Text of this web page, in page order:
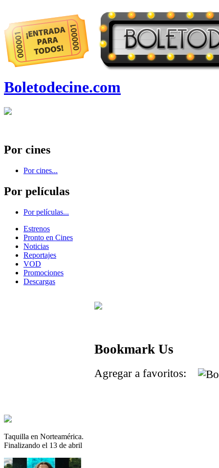
Boletodecine.com
Por cines
Por cines...
Por películas
Por películas...
Estrenos
Pronto en Cines
Noticias
Reportajes
VOD
Promociones
Descargas
Taquilla en Norteamérica.
Finalizando el 13 de abril
Bookmark Us
Agregar a favoritos: